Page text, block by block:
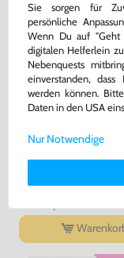
F-1 Race
JAP Version, Modul,
Sie sorgen für
persönliche
Wenn Du auf "Geht
digitalen Helferlein
Nebenquests
einverstanden,
werden können.
Daten in den USA
Weitere
Deinen Rechten
Nur Notwendige